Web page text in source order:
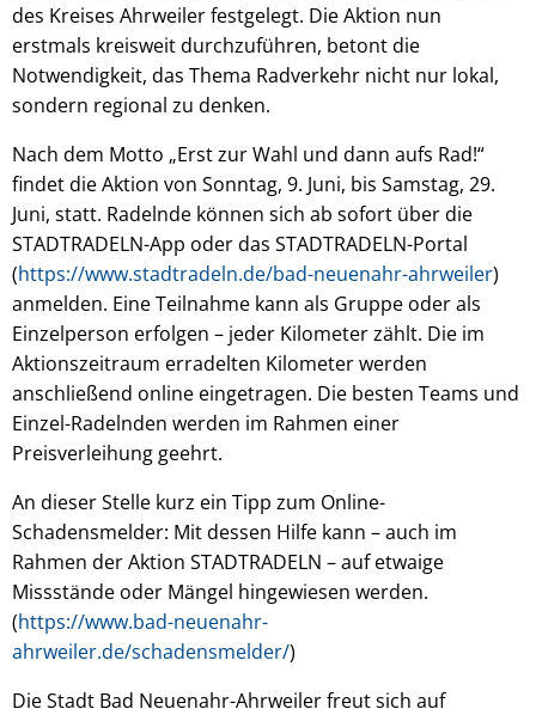
des Kreises Ahrweiler festgelegt. Die Aktion nun
erstmals kreisweit durchzuführen, betont die
Notwendigkeit, das Thema Radverkehr nicht nur lokal,
sondern regional zu denken.
Nach dem Motto „Erst zur Wahl und dann aufs Rad!“
findet die Aktion von Sonntag, 9. Juni, bis Samstag, 29.
Juni, statt. Radelnde können sich ab sofort über die
STADTRADELN-App oder das STADTRADELN-Portal
(https://www.stadtradeln.de/bad-neuenahr-ahrweiler)
anmelden. Eine Teilnahme kann als Gruppe oder als
Einzelperson erfolgen – jeder Kilometer zählt. Die im
Aktionszeitraum erradelten Kilometer werden
anschließend online eingetragen. Die besten Teams und
Einzel-Radelnden werden im Rahmen einer
Preisverleihung geehrt.
An dieser Stelle kurz ein Tipp zum Online-
Schadensmelder: Mit dessen Hilfe kann – auch im
Rahmen der Aktion STADTRADELN – auf etwaige
Missstände oder Mängel hingewiesen werden.
(https://www.bad-neuenahr-
ahrweiler.de/schadensmelder/)
Die Stadt Bad Neuenahr-Ahrweiler freut sich auf